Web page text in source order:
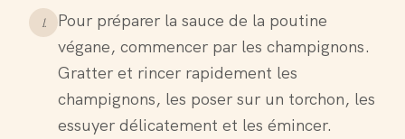
1.
Pour préparer la sauce de la poutine
végane, commencer par les champignons.
Gratter et rincer rapidement les
champignons, les poser sur un torchon, les
essuyer délicatement et les émincer.